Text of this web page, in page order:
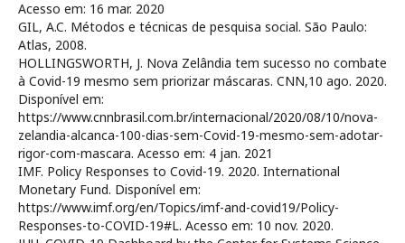
Acesso em: 16 mar. 2020
GIL, A.C. Métodos e técnicas de pesquisa social. São Paulo:
Atlas, 2008.
HOLLINGSWORTH, J. Nova Zelândia tem sucesso no combate
à Covid-19 mesmo sem priorizar máscaras. CNN,10 ago. 2020.
Disponível em:
https://www.cnnbrasil.com.br/internacional/2020/08/10/nova-
zelandia-alcanca-100-dias-sem-Covid-19-mesmo-sem-adotar-
rigor-com-mascara. Acesso em: 4 jan. 2021
IMF. Policy Responses to Covid-19. 2020. International
Monetary Fund. Disponível em:
https://www.imf.org/en/Topics/imf-and-covid19/Policy-
Responses-to-COVID-19#L. Acesso em: 10 nov. 2020.